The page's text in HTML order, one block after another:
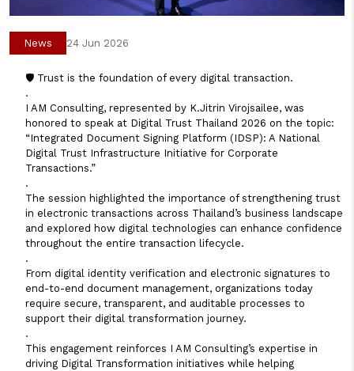
News 24 Jun 2026
🛡️ Trust is the foundation of every digital transaction.
.
I AM Consulting, represented by K.Jitrin Virojsailee, was
honored to speak at Digital Trust Thailand 2026 on the topic:
“Integrated Document Signing Platform (IDSP): A National
Digital Trust Infrastructure Initiative for Corporate
Transactions.”
.
The session highlighted the importance of strengthening trust
in electronic transactions across Thailand’s business landscape
and explored how digital technologies can enhance confidence
throughout the entire transaction lifecycle.
.
From digital identity verification and electronic signatures to
end-to-end document management, organizations today
require secure, transparent, and auditable processes to
support their digital transformation journey.
.
This engagement reinforces I AM Consulting’s expertise in
driving Digital Transformation initiatives while helping